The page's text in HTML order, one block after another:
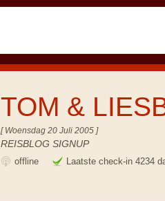
TOM &
[ Woensdag 20 Juli 2005 ]
REISBLOG SIGNUP
offline Laatste check-in 4234